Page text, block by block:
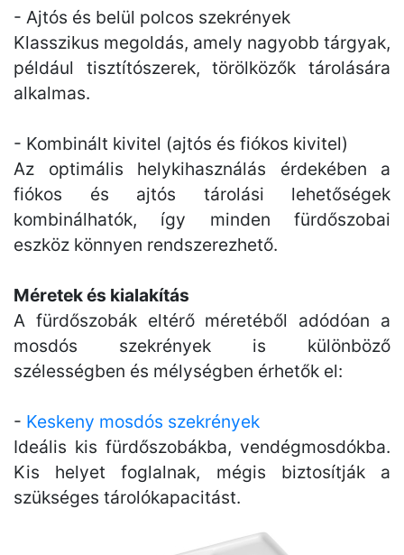
- Ajtós és belül polcos szekrények
Klasszikus megoldás, amely nagyobb tárgyak,
például tisztítószerek, törölközők tárolására
alkalmas.
- Kombinált kivitel (ajtós és fiókos kivitel)
Az optimális helykihasználás érdekében a
fiókos és ajtós tárolási lehetőségek
kombinálhatók, így minden fürdőszobai
eszköz könnyen rendszerezhető.
Méretek és kialakítás
A fürdőszobák eltérő méretéből adódóan a
mosdós szekrények is különböző
szélességben és mélységben érhetők el:
- Keskeny mosdós szekrények
Ideális kis fürdőszobákba, vendégmosdókba.
Kis helyet foglalnak, mégis biztosítják a
szükséges tárolókapacitást.